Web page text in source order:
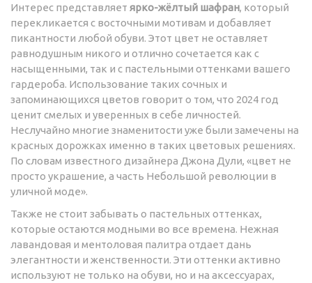
Интерес представляет ярко-жёлтый шафран, который
перекликается с восточными мотивам и добавляет
пикантности любой обуви. Этот цвет не оставляет
равнодушным никого и отлично сочетается как с
насыщенными, так и с пастельными оттенками вашего
гардероба. Использование таких сочных и
запоминающихся цветов говорит о том, что 2024 год
ценит смелых и уверенных в себе личностей.
Неслучайно многие знаменитости уже были замечены на
красных дорожках именно в таких цветовых решениях.
По словам известного дизайнера Джона Дули, «цвет не
просто украшение, а часть Небольшой революции в
уличной моде».
Также не стоит забывать о пастельных оттенках,
которые остаются модными во все времена. Нежная
лавандовая и ментоловая палитра отдает дань
элегантности и женственности. Эти оттенки активно
используют не только на обуви, но и на аксессуарах,